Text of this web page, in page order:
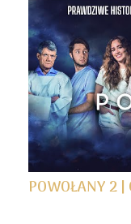
POWOŁANY 2